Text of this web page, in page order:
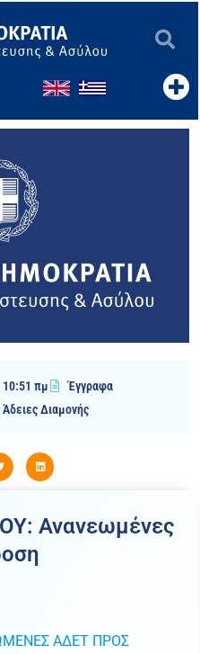
10:51 πμ
Έγγραφα
Διαμονής
Ανανεωμένες
ΑΔΕΤ ΠΡΟΣ